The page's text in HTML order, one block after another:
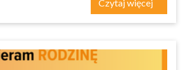
Czytaj więcej